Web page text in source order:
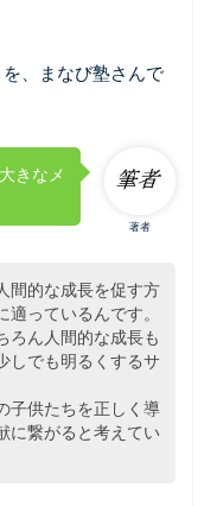
を、まなび塾さんで
著者
きなメ
間的な成長を促す方
っているんです。
ろん人間的な成長も
しでも明るくするサ
子供たちを正しく導
に繋がると考えてい